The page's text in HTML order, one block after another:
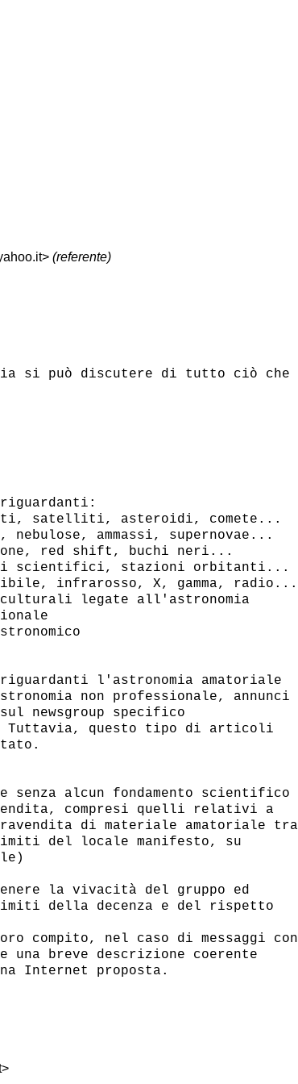
(referente)
si può discutere di tutto ciò che
riguardanti:
satelliti, asteroidi, comete...
ammassi, supernovae...
red shift, buchi neri...
scientifici, stazioni orbitanti...
infrarosso, X, gamma, radio...
legate all'astronomia
l'astronomia amatoriale
non professionale, annunci
newsgroup specifico
Tuttavia, questo tipo di articoli
senza alcun fondamento scientifico
compresi quelli relativi a
di materiale amatoriale tra
del locale manifesto, su
la vivacità del gruppo ed
della decenza e del rispetto
compito, nel caso di messaggi con
breve descrizione coerente